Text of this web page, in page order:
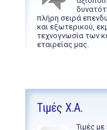
πλήρη σειρά
και εξωτερικού,
τεχνογνωσία των
εταιρείας μας.
Τιμές Χ.Α.
Τιμές